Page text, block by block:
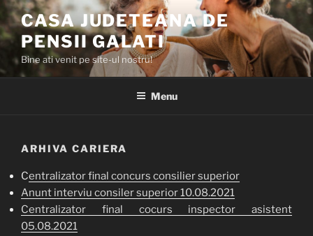
Skip
to
content
CASA JUDETEANA DE
PENSII GALATI
Bine ati venit pe site-ul nostru!
Menu
ARHIVA CARIERA
Centralizator final concurs consilier superior
Anunt interviu consiler superior 10.08.2021
Centralizator final cocurs inspector asistent
05.08.2021